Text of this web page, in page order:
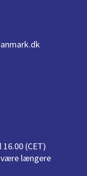
(CET)
længere